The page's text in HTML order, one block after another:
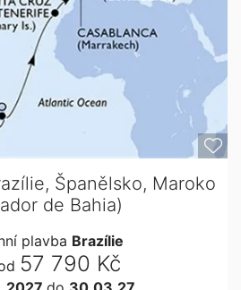
Španělsko, Maroko
de Bahia)
plavba Brazílie
57 790 Kč